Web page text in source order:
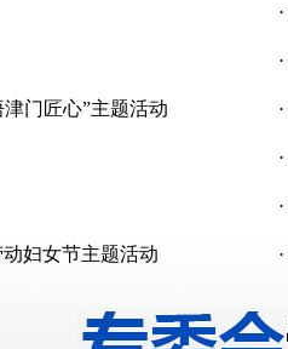
门匠心”主题活动
妇女节主题活动
·
·
·
·
·
·